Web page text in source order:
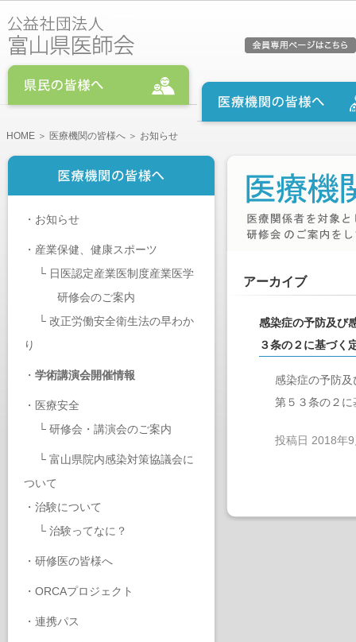
HOME ＞ 医療機関の皆様へ ＞ お知らせ
・ お知らせ
・ 産業保健、健康スポーツ
└ 日医認定産業医制度産業医学
研修会のご案内
└ 改正労働安全衛生法の早わか
り
・ 学術講演会開催情報
・ 医療安全
└ 研修会・講演会のご案内
└ 富山県院内感染対策協議会に
ついて
・ 治験について
└ 治験ってなに？
・ 研修医の皆様へ
・ ORCAプロジェクト
・ 連携パス
アーカイブ
感染症の予防及び
３条の２に基づく
感染症の予防
第５３条の２
投稿日 2018年